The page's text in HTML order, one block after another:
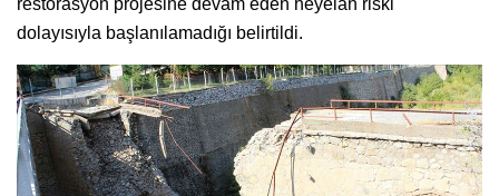
dolayısıyla başlanılamadığı belirtildi.